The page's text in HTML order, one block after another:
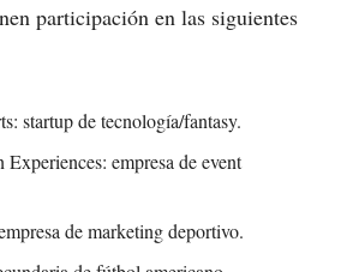
participación en las siguientes
startup de tecnología/fantasy.
empresa de event
de marketing deportivo.